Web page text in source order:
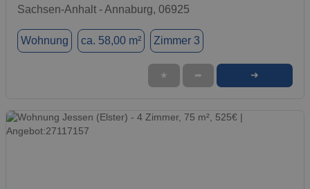
Sachsen-Anhalt - Annaburg, 06925
Wohnung ca. 58,00 m² Zimmer 3
★ ➦ ➜